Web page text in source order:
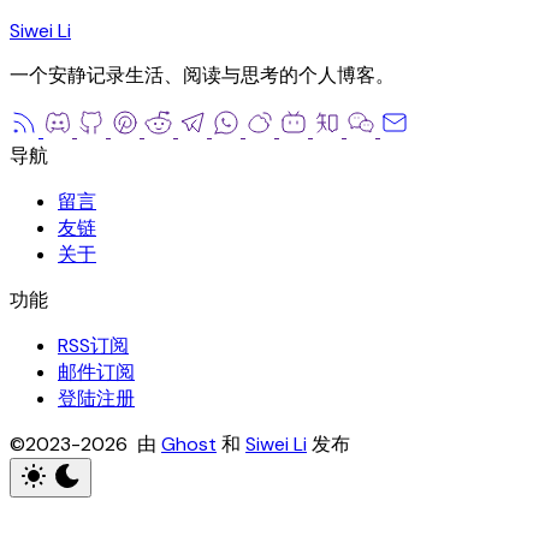
Siwei Li
一个安静记录生活、阅读与思考的个人博客。
留言
友链
关于
RSS订阅
邮件订阅
登陆注册
©2023-2026 由 Ghost 和 Siwei Li发布